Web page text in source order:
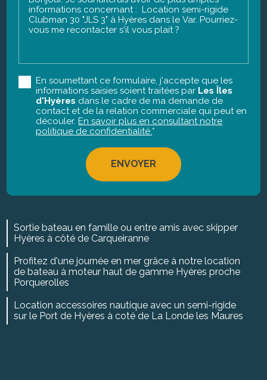
En soumettant ce formulaire, j'accepte que les
informations saisies soient traitées par Les Îles
d'Hyères dans le cadre de ma demande de
contact et de la relation commerciale qui peut en
découler.En savoir plus en consultant notre
politique de confidentialité.*
Sortie bateau en famille ou entre amis avec skipper
Hyères à côté de Carqueiranne
Profitez d'une journée en mer grâce à notre location
de bateau à moteur haut de gamme Hyères proche
Porquerolles
Location accessoires nautique avec un semi-rigide
sur le Port de Hyères à coté de La Londe les Maures